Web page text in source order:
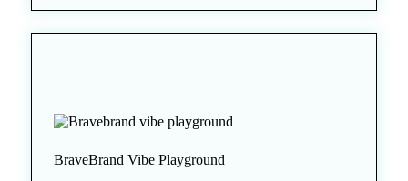
BraveBrand Vibe Playground